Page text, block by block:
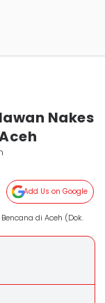
Nakes
Add Us on Google
di Aceh (Dok.